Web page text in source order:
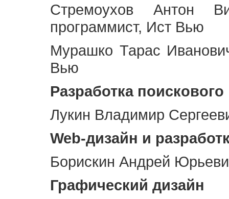
Стремоухов Антон
программист, Ист Вью
Мурашко Тарас
Вью
Разработка
Лукин Владимир
Web-дизайн и
Борискин Андрей
Графический дизайн